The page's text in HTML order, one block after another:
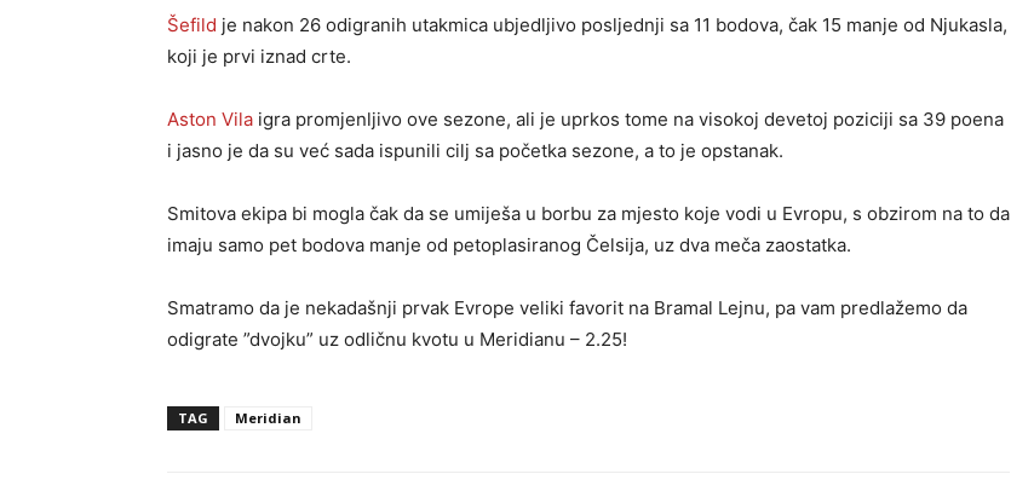
Šefild je nakon 26 odigranih utakmica ubjedljivo posljednji sa 11 bodova, čak 15 manje od Njukasla,
koji je prvi iznad crte.
Aston Vila igra promjenljivo ove sezone, ali je uprkos tome na visokoj devetoj poziciji sa 39 poena
i jasno je da su već sada ispunili cilj sa početka sezone, a to je opstanak.
Smitova ekipa bi mogla čak da se umiješa u borbu za mjesto koje vodi u Evropu, s obzirom na to da
imaju samo pet bodova manje od petoplasiranog Čelsija, uz dva meča zaostatka.
Smatramo da je nekadašnji prvak Evrope veliki favorit na Bramal Lejnu, pa vam predlažemo da
odigrate ”dvojku” uz odličnu kvotu u Meridianu – 2.25!
TAG Meridian